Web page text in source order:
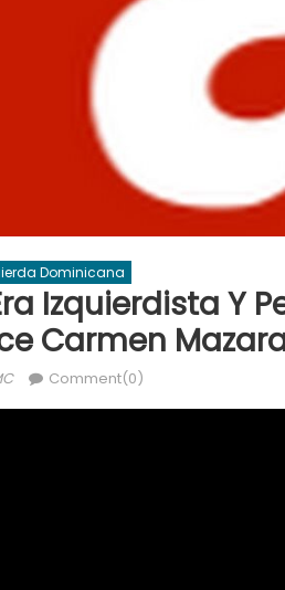
Dominicana
Izquierdista Y
Carmen
Comment(0)